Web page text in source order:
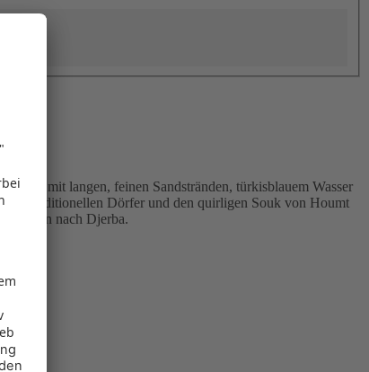
mit langen, feinen Sandstränden, türkisblauem Wasser
die traditionellen Dörfer und den quirligen Souk von Houmt
nach Djerba.